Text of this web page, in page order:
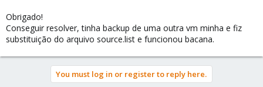
Obrigado!
Conseguir resolver, tinha backup de uma outra vm minha e fiz
substituição do arquivo source.list e funcionou bacana.
You must log in or register to reply here.